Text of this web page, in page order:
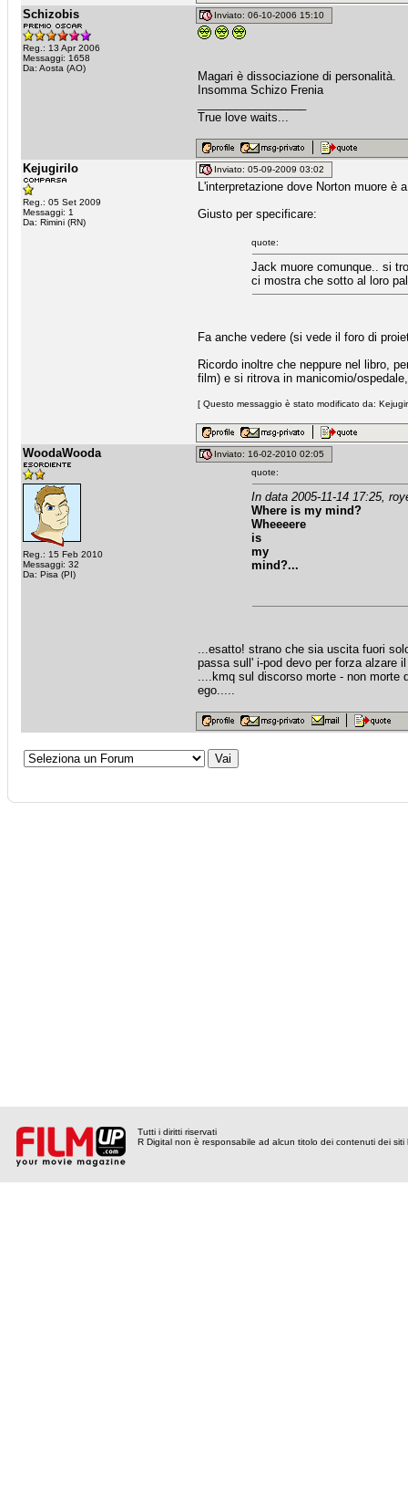
Schizobis
Reg.: 13 Apr 2006
Messaggi: 1658
Da: Aosta (AO)
Inviato: 06-10-2006 15:10
Magari è dissociazione di personalità.
Insomma Schizo Frenia
True love waits...
Kejugirilo
Reg.: 05 Set 2009
Messaggi: 1
Da: Rimini (RN)
Inviato: 05-09-2009 03:02
L'interpretazione dove Norton muore
Giusto per specificare:
quote:
Jack muore comunque.. si
ci mostra che sotto al loro
Fa anche vedere (si vede il foro di
Ricordo inoltre che neppure nel libro,
film) e si ritrova in manicomio/
[ Questo messaggio è stato modificato da:
WoodaWooda
Reg.: 15 Feb 2010
Messaggi: 32
Da: Pisa (PI)
Inviato: 16-02-2010 02:05
quote:
In data 2005-11-14 17:25,
Where is my mind?
Wheeeere
is
my
mind?...
...esatto! strano che sia uscita fuori
passa sull' i-pod devo per forza alzare
....kmq sul discorso morte - non morte
ego.....
Tutti i diritti riservati
R Digital non è responsabile ad alcun titolo dei contenuti dei siti